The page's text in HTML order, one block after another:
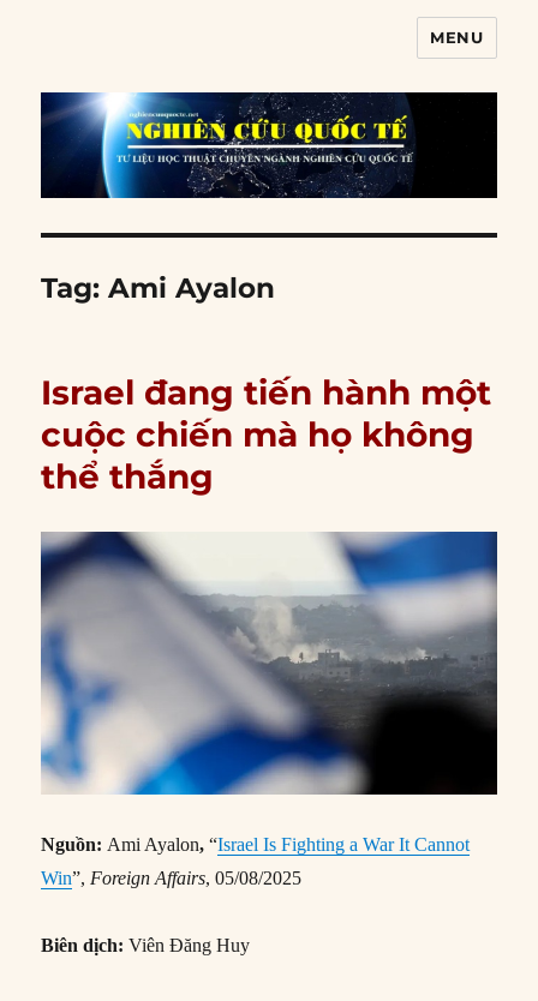
MENU
Tag:Ami Ayalon
Israel đang tiến hành một
cuộc chiến mà họ không
thể thắng
Nguồn:Ami Ayalon,“Israel Is Fighting a War It Cannot
Win”,Foreign Affairs, 05/08/2025
Biên dịch:Viên Đăng Huy